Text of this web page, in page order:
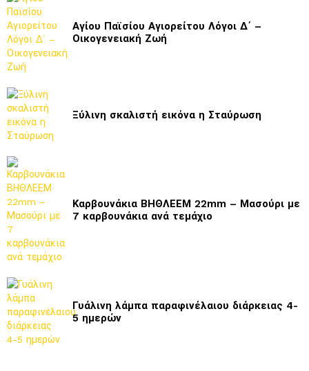
Αγίου Παϊσίου Αγιορείτου Λόγοι Δ΄ –
Οικογενειακή Ζωή
Ξύλινη σκαλιστή εικόνα η Σταύρωση
Καρβουνάκια ΒΗΘΛΕΕΜ 22mm – Μασούρι με
7 καρβουνάκια ανά τεμάχιο
Γυάλινη λάμπα παραφινέλαιου διάρκειας 4-
5 ημερών